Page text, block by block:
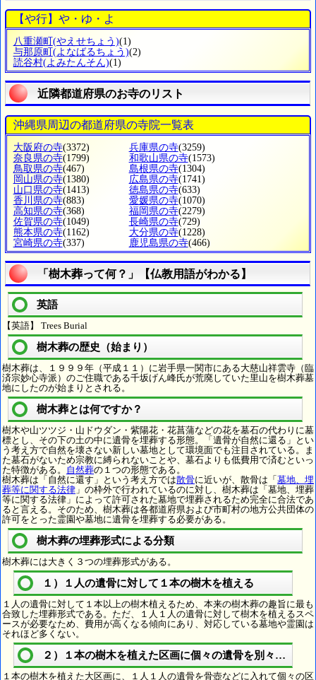
【や行】や・ゆ・よ
八重瀬町(やえせちょう)(1)
与那原町(よなばるちょう)(2)
読谷村(よみたんそん)(1)
近隣都道府県のお寺のリスト
沖縄県周辺の都道府県の寺院一覧表
大阪府の寺(3372) 兵庫県の寺(3259)
奈良県の寺(1799) 和歌山県の寺(1573)
鳥取県の寺(467) 島根県の寺(1304)
岡山県の寺(1380) 広島県の寺(1741)
山口県の寺(1413) 徳島県の寺(633)
香川県の寺(883) 愛媛県の寺(1070)
高知県の寺(368) 福岡県の寺(2279)
佐賀県の寺(1049) 長崎県の寺(729)
熊本県の寺(1162) 大分県の寺(1228)
宮崎県の寺(337) 鹿児島県の寺(466)
「樹木葬って何？」【仏教用語がわかる】
英語
【英語】 Trees Burial
樹木葬の歴史（始まり）
樹木葬は、１９９９年（平成１１）に岩手県一関市にある大慈山祥雲寺（臨
済宗妙心寺派）のご住職である千坂げん峰氏が荒廃していた里山を樹木葬墓
地にしたのが始まりとされる。
樹木葬とは何ですか？
樹木や山ツツジ・山ドウダン・紫陽花・花菖蒲などの花を墓石の代わりに墓
標とし、その下の土の中に遺骨を埋葬する形態。「遺骨が自然に還る」とい
う考え方で自然を壊さない新しい墓地として環境面でも注目されている。ま
た墓石がないため宗教に縛られないことや、墓石よりも低費用で済むといっ
た特徴がある。 自然葬の１つの形態である。
樹木葬は「自然に還す」という考え方では散骨に近いが、散骨は「 墓地、埋
葬等に関する法律 」の枠外で行われているのに対し、樹木葬は「墓地、埋葬
等に関する法律」によって許可された墓地で埋葬されるため完全に合法であ
ると言える。そのため、樹木葬は各都道府県および市町村の地方公共団体の
許可をとった霊園や墓地に遺骨を埋葬する必要がある。
樹木葬の埋葬形式による分類
樹木葬には大きく３つの埋葬形式がある。
１）１人の遺骨に対して１本の樹木を植える
１人の遺骨に対して１本以上の樹木植えるため、本来の樹木葬の趣旨に最も
合致した埋葬形式である。ただ、１人１人の遺骨に対して樹木を植えるスペ
ースが必要なため、費用が高くなる傾向にあり、対応している墓地や霊園は
それほど多くない。
２）１本の樹木を植えた区画に個々の遺骨を別々に埋葬
１本の樹木を植えた大区画に、１人１人の遺骨を骨壺などに入れて個々の区